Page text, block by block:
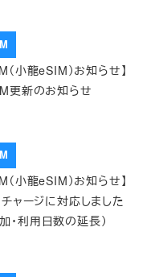
小龍eSIM）お知らせ】
更新のお知らせ
小龍eSIM）お知らせ】
ャージに対応しました
・利用日数の延長）